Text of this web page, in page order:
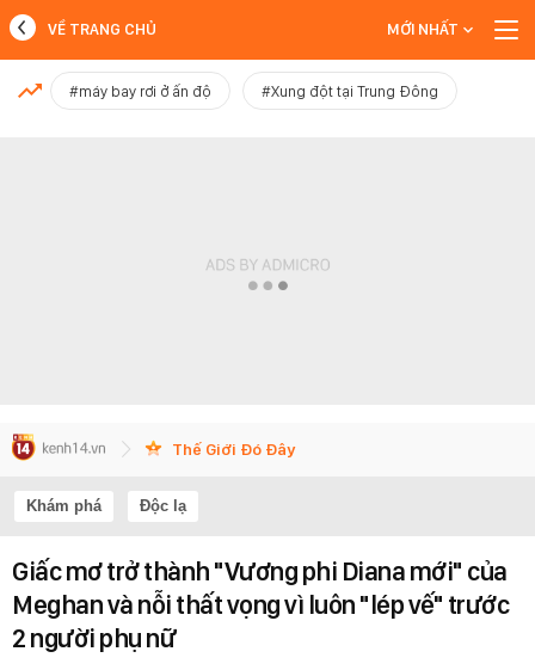
MỚI NHẤT
VỀ TRANG CHỦ MỚI NHẤT
#máy bay rơi ở ấn độ #Xung đột tại Trung Đông
Thế Giới Đó Đây
Khám phá Độc lạ
Giấc mơ trở thành "Vương phi Diana mới" của
Meghan và nỗi thất vọng vì luôn "lép vế" trước
2 người phụ nữ